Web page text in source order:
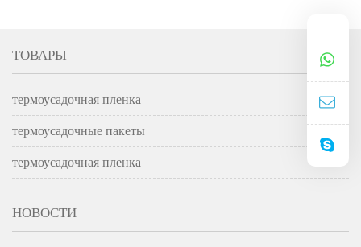
ТОВАРЫ
термоусадочная пленка
термоусадочные пакеты
термоусадочная пленка
НОВОСТИ